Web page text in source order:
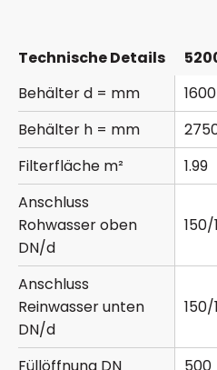
Technische Details
Behälter d = mm
1600
Behälter h = mm
Filterfläche m²
1.99
Anschluss
Rohwasser oben
DN/d
150/
Anschluss
Reinwasser unten
DN/d
150/